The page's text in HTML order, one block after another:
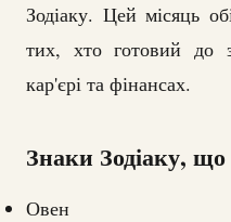
Зодіаку. Цей місяць
тих, хто готовий до
кар'єрі та фінансах.
Знаки Зодіаку,
Овен